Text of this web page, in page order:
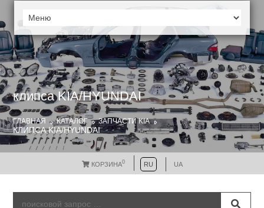
клипса KIA/HYUNDAI
ГЛАВНАЯ КАТАЛОГ ЗАПЧАСТИ KIA
КЛИПСА KIA/HYUNDAI
КОРЗИНА0 RU UA